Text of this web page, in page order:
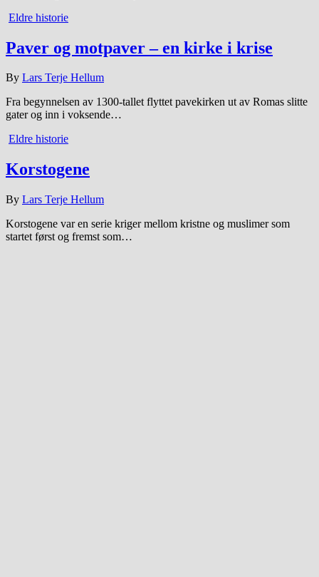
Eldre historie
Paver og motpaver – en kirke i krise
By Lars Terje Hellum
Fra begynnelsen av 1300-tallet flyttet pavekirken ut av Romas slitte
gater og inn i voksende…
Eldre historie
Korstogene
By Lars Terje Hellum
Korstogene var en serie kriger mellom kristne og muslimer som
startet først og fremst som…